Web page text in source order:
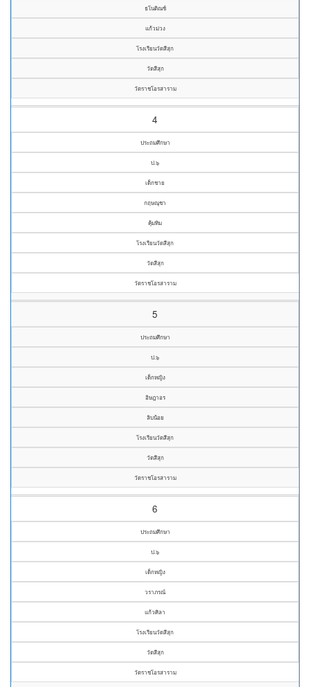
ธโนติณช์
แก้วม่วง
โรงเรียนวัดสีสุก
วัดสีสุก
วัดราชโอรสาราม
4
ประถมศึกษา
ป.๖
เด็กชาย
กฤษณุชา
คุ้มทิม
โรงเรียนวัดสีสุก
วัดสีสุก
วัดราชโอรสาราม
5
ประถมศึกษา
ป.๖
เด็กหญิง
อิษฎาอร
ลิบน้อย
โรงเรียนวัดสีสุก
วัดสีสุก
วัดราชโอรสาราม
6
ประถมศึกษา
ป.๖
เด็กหญิง
วราภรณ์
แก้วศิลา
โรงเรียนวัดสีสุก
วัดสีสุก
วัดราชโอรสาราม